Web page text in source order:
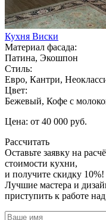
Кухня Виски
Материал фасада:
Патина, Экошпон
Стиль:
Евро, Кантри,
Цвет:
Бежевый, Кофе с
Цена: от 40 000 руб.
Рассчитать
Оставьте заявку на
стоимости кухни,
и получите скидку 10%!
Лучшие мастера и
приступить к работе